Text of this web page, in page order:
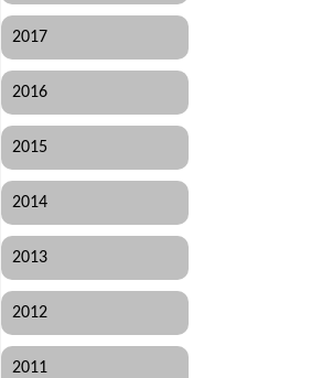
2017
2016
2015
2014
2013
2012
2011